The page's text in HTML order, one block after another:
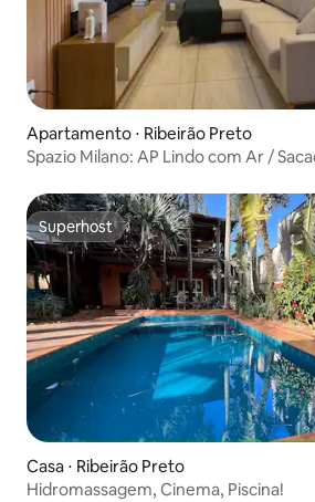
Apartamento ⋅ Ribeirão Preto
Spazio Milano: AP Lindo com Ar /
Superhost
Superhost
Casa ⋅ Ribeirão Preto
Hidromassagem, Cinema, Piscina!